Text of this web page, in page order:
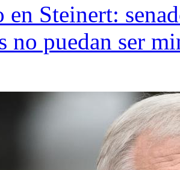
en Steinert:
no puedan ser